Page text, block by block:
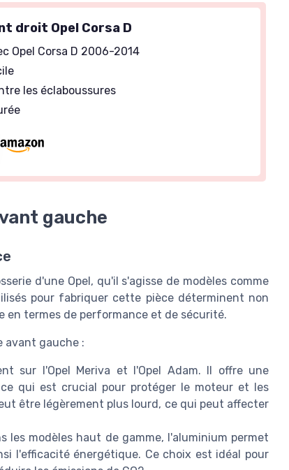
droit Opel Corsa D
Opel Corsa D 2006-2014
les éclaboussures
gauche
d'une Opel, qu'il s'agisse de modèles comme
pour fabriquer cette pièce déterminent non
en termes de performance et de sécurité.
avant gauche :
sur l'Opel Meriva et l'Opel Adam. Il offre une
qui est crucial pour protéger le moteur et les
être légèrement plus lourd, ce qui peut affecter
les modèles haut de gamme, l'aluminium permet
l'efficacité énergétique. Ce choix est idéal pour